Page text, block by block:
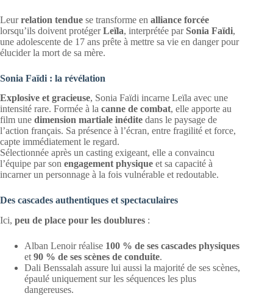
Leurrelation tendue se transforme en alliance forcée
lorsqu’ils doivent protégerLeïla, interprétée par Sonia Faïdi,
une adolescente de 17 ans prête à mettre sa vie en danger pour
élucider la mort de sa mère.
Sonia Faïdi : la révélation
Explosive et gracieuse, Sonia Faïdi incarne Leïla avec une
intensité rare. Formée à la canne de combat, elle apporte au
film une dimension martiale inédite dans le paysage de
l’action français. Sa présence à l’écran, entre fragilité et force,
capte immédiatement le regard.
Sélectionnée après un casting exigeant, elle a convaincu
l’équipe par son engagement physique et sa capacité à
incarner un personnage à la fois vulnérable et redoutable.
Des cascades authentiques et spectaculaires
Ici, peu de place pour les doublures :
Alban Lenoir réalise 100 % de ses cascades physiques
et 90 % de ses scènes de conduite.
Dali Benssalah assure lui aussi la majorité de ses scènes,
épaulé uniquement sur les séquences les plus
dangereuses.